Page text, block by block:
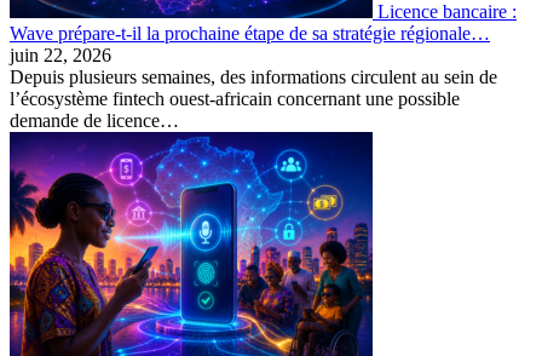
Licence bancaire :
Wave prépare-t-il la prochaine étape de sa stratégie régionale…
juin 22, 2026
Depuis plusieurs semaines, des informations circulent au sein de
l’écosystème fintech ouest-africain concernant une possible
demande de licence…